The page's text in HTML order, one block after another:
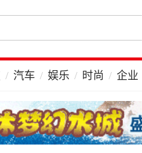
汽车 娱乐 时尚 企业